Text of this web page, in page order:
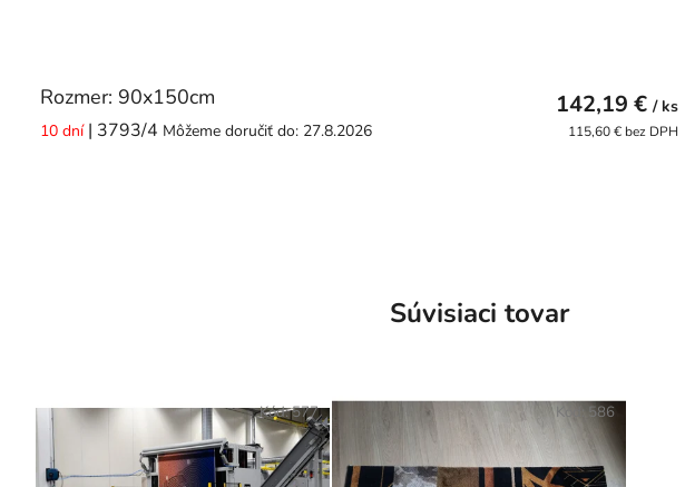
Rozmer: 90x150cm
10 dní | 3793/4 Môžeme doručiť do: 27.8.2026
142,19 € / ks
115,60 € bez DPH
Súvisiaci tovar
Kód:577 Kód: 586